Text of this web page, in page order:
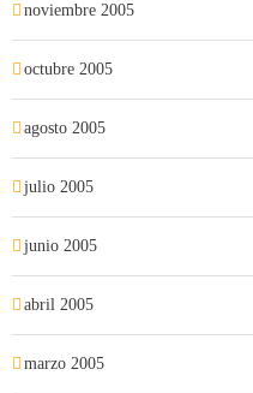
noviembre 2005
octubre 2005
agosto 2005
julio 2005
junio 2005
abril 2005
marzo 2005